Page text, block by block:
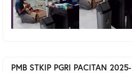
PMB STKIP PGRI PACITAN 2025-